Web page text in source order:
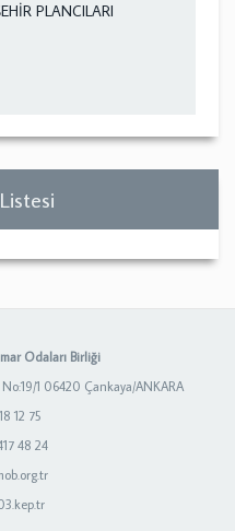
PLANCILARI
Odaları Birliği
1 06420 Çankaya/ANKARA
12 75
48 24